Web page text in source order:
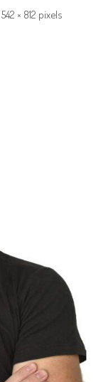
542 × 812 pixels